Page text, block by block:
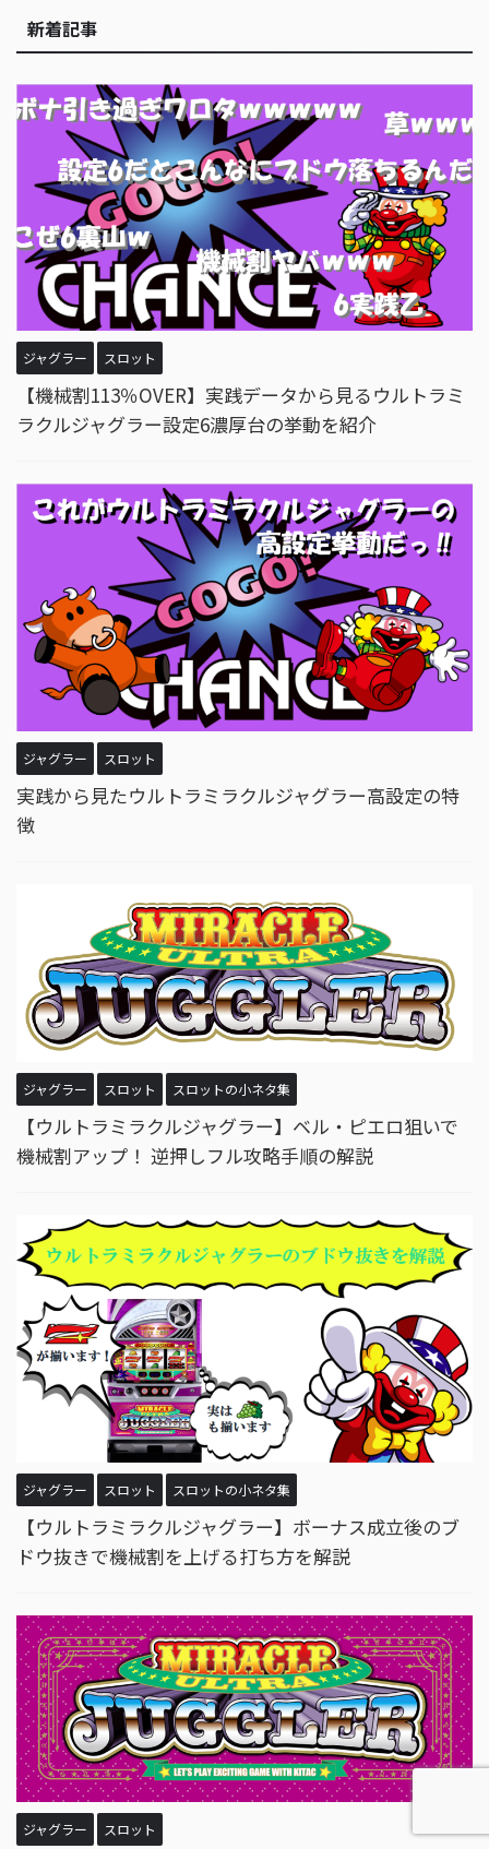
新着記事
ジャグラー スロット
【機械割113％OVER】実践データから見るウルトラミ
ラクルジャグラー設定6濃厚台の挙動を紹介
ジャグラー スロット
実践から見たウルトラミラクルジャグラー高設定の特
徴
ジャグラー スロット スロットの小ネタ集
【ウルトラミラクルジャグラー】ベル・ピエロ狙いで
機械割アップ！ 逆押しフル攻略手順の解説
ジャグラー スロット スロットの小ネタ集
【ウルトラミラクルジャグラー】ボーナス成立後のブ
ドウ抜きで機械割を上げる打ち方を解説
ジャグラー スロット